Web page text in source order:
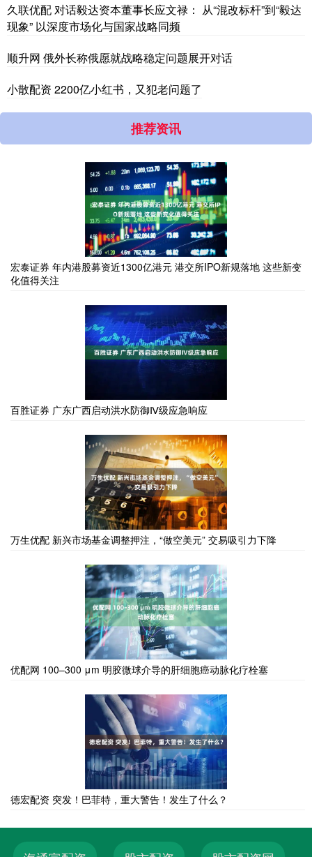
久联优配 对话毅达资本董事长应文禄： 从“混改标杆”到“毅达
现象” 以深度市场化与国家战略同频
顺升网 俄外长称俄愿就战略稳定问题展开对话
小散配资 2200亿小红书，又犯老问题了
推荐资讯
宏泰证券 年内港股募资近1300亿港元 港交所IPO新规落地 这些新变
化值得关注
百胜证券 广东广西启动洪水防御Ⅳ级应急响应
万生优配 新兴市场基金调整押注，“做空美元” 交易吸引力下降
优配网 100–300 μm 明胶微球介导的肝细胞癌动脉化疗栓塞
德宏配资 突发！巴菲特，重大警告！发生了什么？